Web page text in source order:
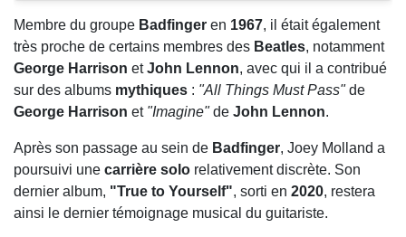
Membre du groupe Badfinger en 1967, il était également
très proche de certains membres des Beatles, notamment
George Harrison etJohn Lennon, avec qui il a contribué
sur des albums mythiques : "All Things Must Pass"de
George Harrison et "Imagine"de John Lennon.
Après son passage au sein de Badfinger, Joey Molland a
poursuivi une carrière solo relativement discrète. Son
dernier album, "True to Yourself", sorti en 2020, restera
ainsi le dernier témoignage musical du guitariste.